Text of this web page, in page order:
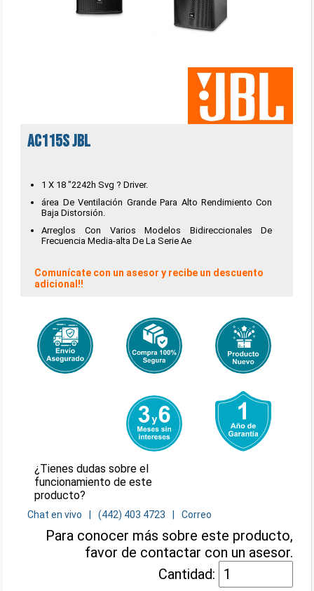
AC115S JBL
1 X 18 "2242h Svg ? Driver.
área De Ventilación Grande Para Alto Rendimiento Con
Baja Distorsión.
Arreglos Con Varios Modelos Bidireccionales De
Frecuencia Media-alta De La Serie Ae
Comunícate con un asesor y recibe un descuento
adicional!!
¿Tienes dudas sobre el
funcionamiento de este
producto?
Chat en vivo (442) 403 4723 Correo
Para conocer más sobre este producto,
favor de contactar con un asesor.
Cantidad: